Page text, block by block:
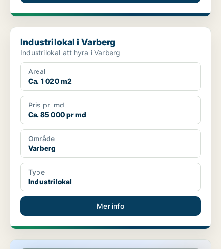
Industrilokal i Varberg
Industrilokal i Varberg
Industrilokal att hyra i Varberg
Areal
Ca. 1 020 m2
Pris pr. md.
Ca. 85 000 pr md
Område
Varberg
Type
Industrilokal
Mer info
Fastighet i Varberg, Väröbacka